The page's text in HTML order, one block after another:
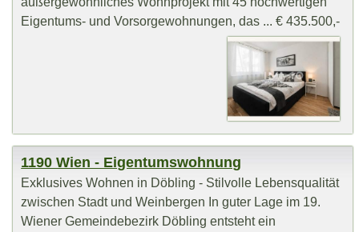
Eigentums- und Vorsorgewohnungen, das ... € 435.500,-
1190 Wien - Eigentumswohnung
Exklusives Wohnen in Döbling - Stilvolle Lebensqualität
zwischen Stadt und Weinbergen In guter Lage im 19.
Wiener Gemeindebezirk Döbling entsteht ein